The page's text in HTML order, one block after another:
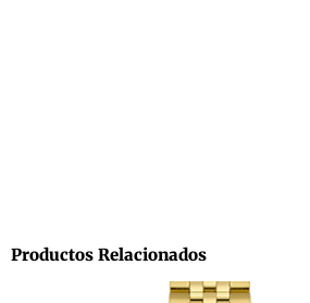
Productos Relacionados